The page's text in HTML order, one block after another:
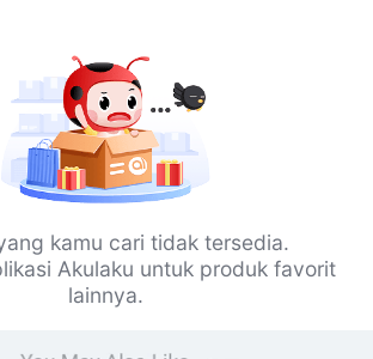
kamu cari tidak tersedia.
Akulaku untuk produk favorit
lainnya.